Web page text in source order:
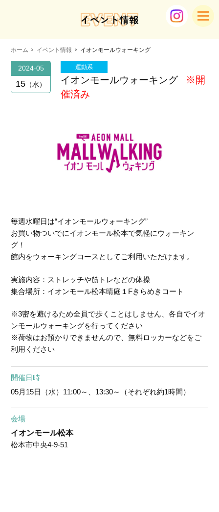
EVENT
イベント情報
ホーム イベント情報 イオンモールウォーキング
2024-05
15 水
運動系
イオンモールウォーキング
※開
催済み
毎週水曜日は“イオンモールウォーキング”
お買い物ついでにイオンモール松本で気軽にウォーキン
グ！
館内をウォーキングコースとしてご利用いただけます。
実施内容：ストレッチや筋トレなどの体操
集合場所：イオンモール松本晴庭１Fきらめきコート
※3密を避けるため全員で歩くことはしません、各自でイオ
ンモールウォーキングを行ってください
※荷物はお預かりできませんので、無料ロッカーなどをご
利用ください
開催日時
05月15日（水） 11:00～、13:30～（それぞれ約1時間）
会場
イオンモール松本
松本市中央4-9-51